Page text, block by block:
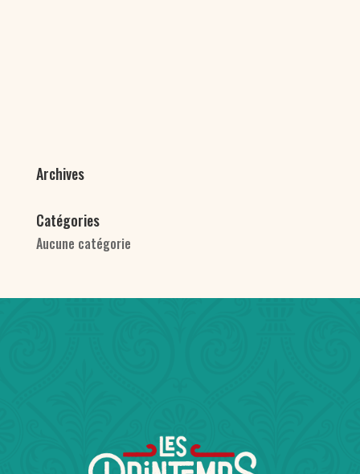
Archives
Catégories
Aucune catégorie